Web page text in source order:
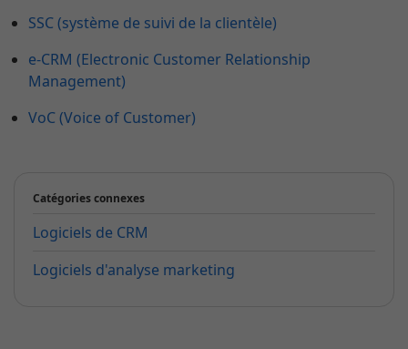
SSC (système de suivi de la clientèle)
e-CRM (Electronic Customer Relationship
Management)
VoC (Voice of Customer)
Catégories connexes
Logiciels de CRM
Logiciels d'analyse marketing